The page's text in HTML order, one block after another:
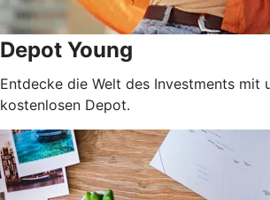
Depot Young
Entdecke die Welt des Investments mit
kostenlosen Depot.